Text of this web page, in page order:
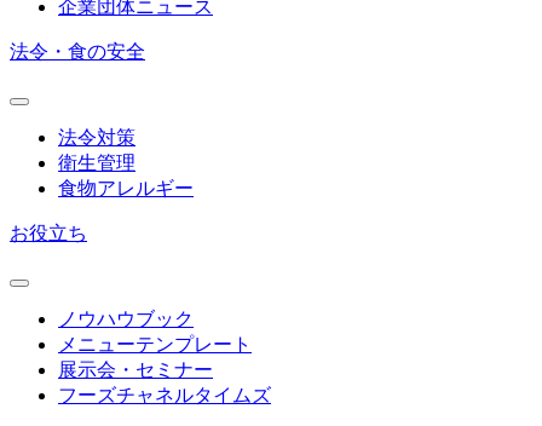
企業団体ニュース
法令・食の安全
法令対策
衛生管理
食物アレルギー
お役立ち
ノウハウブック
メニューテンプレート
展示会・セミナー
フーズチャネルタイムズ